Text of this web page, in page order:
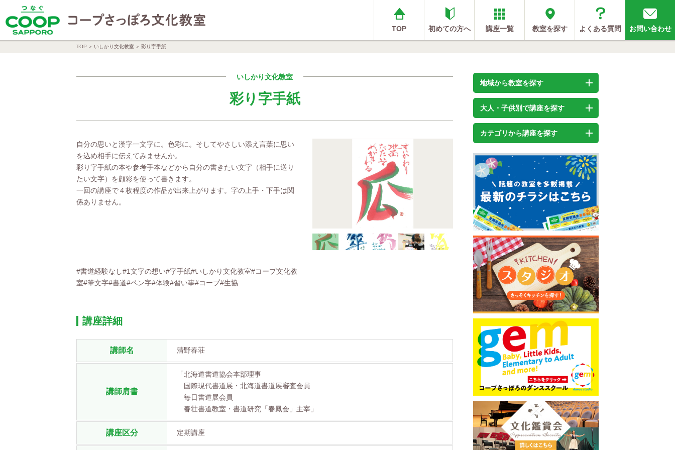
TOP 初めての方へ 講座一覧 教室を探す よくある質問 お問い合わせ
TOP いしかり文化教室 彩り字手紙
いしかり文化教室
彩り字手紙
自分の思いと漢字一文字に。色彩に。そしてやさしい添え言葉に思い
を込め相手に伝えてみませんか。
彩り字手紙の本や参考手本などから自分の書きたい文字（相手に送り
たい文字）を顔彩を使って書きます。
一回の講座で４枚程度の作品が出来上がります。字の上手・下手は関
係ありません。
#書道経験なし#1文字の想い#字手紙#いしかり文化教室#コープ文化教
室#筆文字#書道#ペン字#体験#習い事#コープ#生協
講座詳細
講師名 清野春荘
講師肩書
「北海道書道協会本部理事
国際現代書道展・北海道書道展審査会員
毎日書道展会員
春壮書道教室・書道研究「春鳳会」主宰」
講座区分 定期講座
地域から教室を探す
大人・子供別で講座を探す
カテゴリから講座を探す